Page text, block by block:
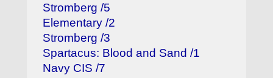
Stromberg /5
Elementary /2
Stromberg /3
Spartacus: Blood and Sand /1
Navy CIS /7